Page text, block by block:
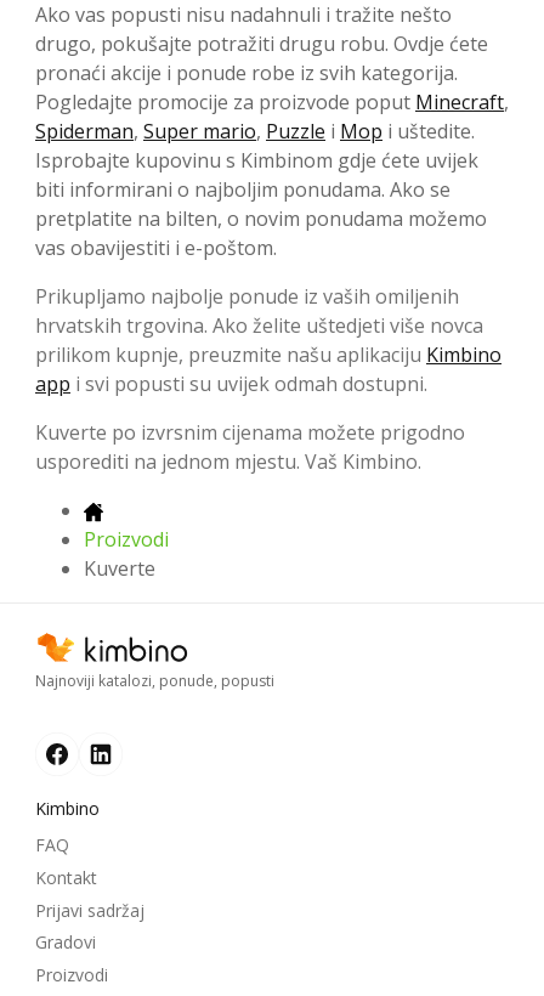
Ako vas popusti nisu nadahnuli i tražite nešto
drugo, pokušajte potražiti drugu robu. Ovdje ćete
pronaći akcije i ponude robe iz svih kategorija.
Pogledajte promocije za proizvode poput Minecraft,
Spiderman, Super mario, Puzzle i Mop i uštedite.
Isprobajte kupovinu s Kimbinom gdje ćete uvijek
biti informirani o najboljim ponudama. Ako se
pretplatite na bilten, o novim ponudama možemo
vas obavijestiti i e-poštom.
Prikupljamo najbolje ponude iz vaših omiljenih
hrvatskih trgovina. Ako želite uštedjeti više novca
prilikom kupnje, preuzmite našu aplikaciju Kimbino
app i svi popusti su uvijek odmah dostupni.
Kuverte po izvrsnim cijenama možete prigodno
usporediti na jednom mjestu. Vaš Kimbino.
Proizvodi
Kuverte
Najnoviji katalozi, ponude, popusti
Kimbino
FAQ
Kontakt
Prijavi sadržaj
Gradovi
Proizvodi